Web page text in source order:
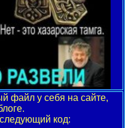
файл у себя на сайте,
код: